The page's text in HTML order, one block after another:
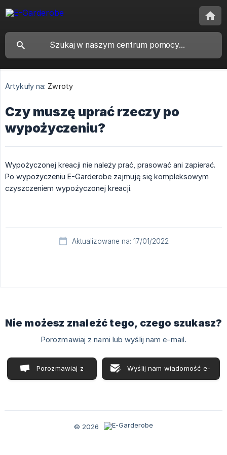
Artykuły na: Zwroty
Czy muszę uprać rzeczy po
wypożyczeniu?
Wypożyczonej kreacji nie należy prać, prasować ani zapierać.
Po wypożyczeniu E-Garderobe zajmuję się kompleksowym
czyszczeniem wypożyczonej kreacji.
Aktualizowane na: 17/01/2022
Nie możesz znaleźć tego, czego szukasz?
Porozmawiaj z nami lub wyślij nam e-mail.
Porozmawiaj z Wyślij nam wiadomość e-
© 2026